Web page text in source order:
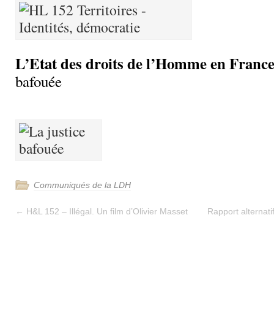
L’Etat des droits de l’Homme en France
bafouée
Communiqués de la LDH
← H&L 152 – Illégal. Un film d’Olivier Masset Rapport